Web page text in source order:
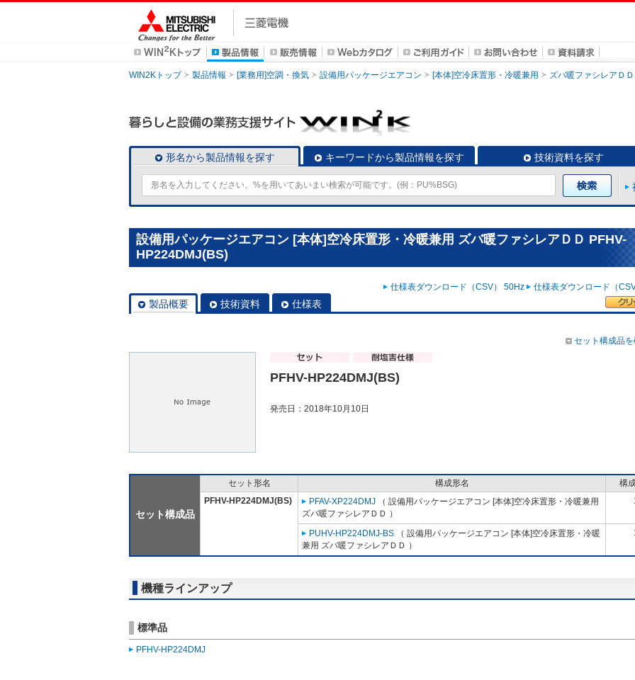
WIN2Kトップ 製品情報 [業務用]空調・換気 設備用パッケージエアコン [本体]空冷床置形・冷暖兼用 ズバ暖ファシレアＤＤ
形名から製品情報を探す キーワードから製品情報を探す 技術資料を探す
設備用パッケージエアコン [本体]空冷床置形・冷暖兼用 ズバ暖ファシレアＤＤ PFHV-
HP224DMJ(BS)
仕様表ダウンロード（CSV） 50Hz 仕様表ダウンロード（
製品概要 技術資料 仕様表
セット構成品
PFHV-HP224DMJ(BS)
発売日：2018年10月10日
セット構成品
セット形名 構成形名
構
PFHV-HP224DMJ(BS)
PFAV-XP224DMJ （ 設備用パッケージエアコン [本体]空冷床置形・冷暖兼用
ズバ暖ファシレアＤＤ ）
PUHV-HP224DMJ-BS （ 設備用パッケージエアコン [本体]空冷床置形・冷暖
兼用 ズバ暖ファシレアＤＤ ）
機種ラインアップ
標準品
PFHV-HP224DMJ